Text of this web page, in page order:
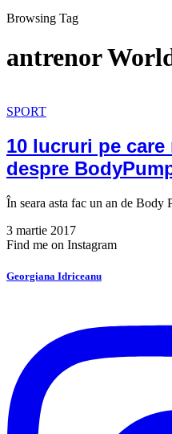
Browsing Tag
antrenor
SPORT
10 lucruri pe
despre
În seara asta fac un an de
3 martie 2017
Find me on Instagram
Georgiana Idriceanu